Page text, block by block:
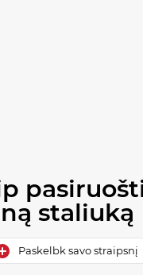
staliuką
Paskelbk savo straipsnį